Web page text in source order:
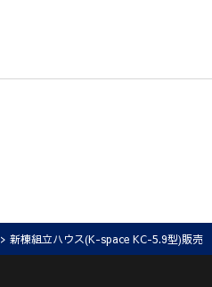
> 新棟組立ハウス(K-space KC-5.9型)販売